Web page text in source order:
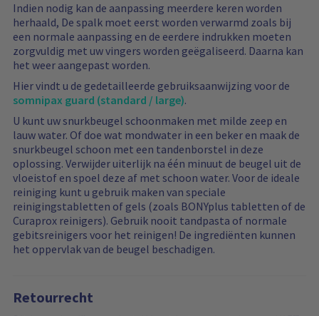
Indien nodig kan de aanpassing meerdere keren worden
herhaald, De spalk moet eerst worden verwarmd zoals bij
een normale aanpassing en de eerdere indrukken moeten
zorgvuldig met uw vingers worden geëgaliseerd. Daarna kan
het weer aangepast worden.
Hier vindt u de gedetailleerde gebruiksaanwijzing voor de
somnipax guard (standard / large).
U kunt uw snurkbeugel schoonmaken met milde zeep en
lauw water. Of doe wat mondwater in een beker en maak de
snurkbeugel schoon met een tandenborstel in deze
oplossing. Verwijder uiterlijk na één minuut de beugel uit de
vloeistof en spoel deze af met schoon water. Voor de ideale
reiniging kunt u gebruik maken van speciale
reinigingstabletten of gels (zoals BONYplus tabletten of de
Curaprox reinigers). Gebruik nooit tandpasta of normale
gebitsreinigers voor het reinigen! De ingrediënten kunnen
het oppervlak van de beugel beschadigen.
Retourrecht